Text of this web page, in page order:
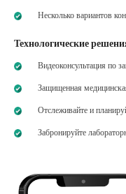
Несколько вариантов
Технологические
Видеоконсультация по
Защищенная
Отслеживайте и
Забронируйте